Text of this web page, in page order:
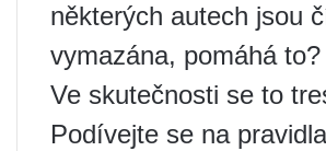
některých autech jsou
vymazána, pomáhá to?
Ve skutečnosti se to
Podívejte se na pravidla